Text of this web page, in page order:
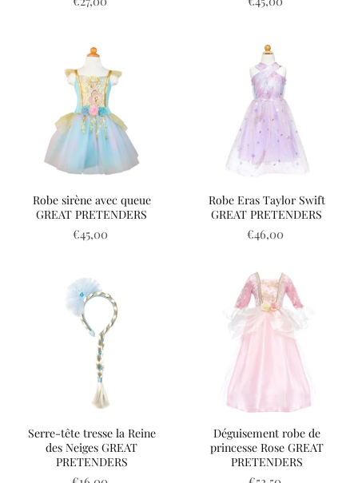
Robe sirène avec queue
GREAT PRETENDERS
€45,00
Robe Eras Taylor Swift
GREAT PRETENDERS
€46,00
Serre-tête tresse la Reine
des Neiges GREAT
PRETENDERS
Déguisement robe de
princesse Rose GREAT
PRETENDERS